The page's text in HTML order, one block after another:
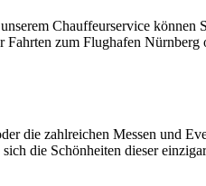
Chauffeurservice können
zum Flughafen
die zahlreichen Messen und
die Schönheiten dieser